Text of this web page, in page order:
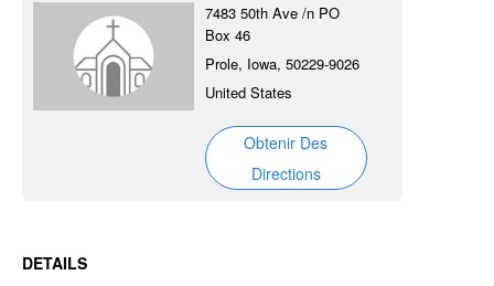
7483 50th Ave /n PO
Box 46
Prole, Iowa, 50229-9026
United States
Obtenir Des
Directions
DETAILS